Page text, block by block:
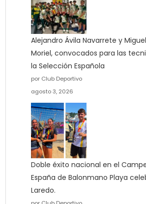
Alejandro Ávila Navarrete y
Moriel, convocados para las
la Selección Española
por Club Deportivo
agosto 3, 2026
Doble éxito nacional en el
España de Balonmano Playa
Laredo.